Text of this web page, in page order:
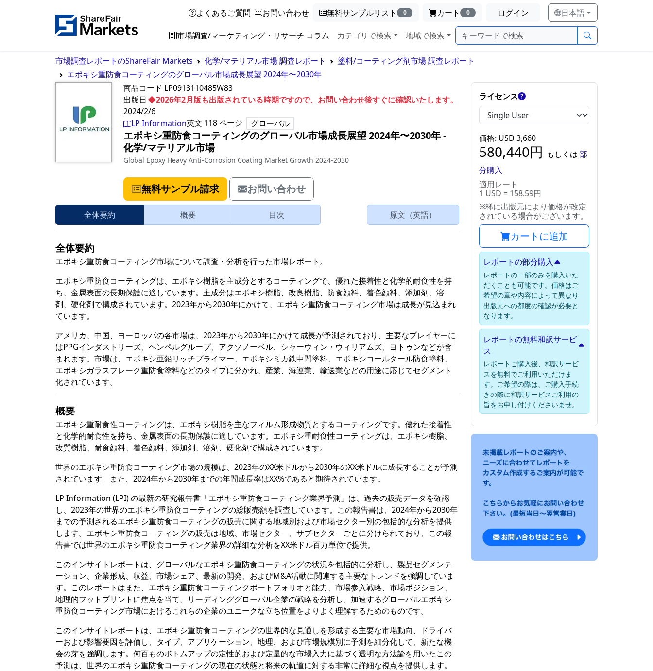
よくあるご質問 お問い合わせ 無料サンプルリスト 0 カート 0 ログイン 日本語
市場調査/マーケティング・リサーチ コラム カテゴリで検索 地域で検索
市場調査レポートのShareFair Markets 化学/マテリアル市場 調査レポート
塗料/コーティング剤市場 調査レポート
エポキシ重防食コーティングのグローバル市場成長展望 2024年〜2030年
商品コード LP0913110485W83
◆2026年2月版も出版されている時期ですので、お問い合わせ後すぐに確認いたします。
出版日
2024/2/6
LP Information英文 118ページ グローバル
エポキシ重防食コーティングのグローバル市場成長展望 2024年〜2030年‐
化学/マテリアル市場
Global Epoxy Heavy Anti-Corrosion Coating Market Growth 2024-2030
無料サンプル請求 お問い合わせ
全体要約 概要 目次 原文（英語）
全体要約
エポキシ重防食コーティング市場について調査・分析を行った市場レポート。
エポキシ重防食コーティングは、エポキシ樹脂を主成分とするコーティングで、優れた接着性と化学的耐食性を持
ち、金属表面の長期保護に適しています。主成分はエポキシ樹脂、改良樹脂、防食顔料、着色顔料、添加剤、溶
剤、硬化剤で構成されています。2023年から2030年にかけて、エポキシ重防食コーティング市場は成長が見込まれ
ています。
アメリカ、中国、ヨーロッパの各市場は、2023年から2030年にかけて成長が予測されており、主要なプレイヤーに
はPPGインダストリーズ、ヘンペルグループ、アクゾノーベル、シャーウィン・ウィリアムズ、ヨトゥンなどが含
まれます。市場は、エポキシ亜鉛リッチプライマー、エポキシミカ鉄中間塗料、エポキシコールタール防食塗料、
エポキシガラスフレーク重防食塗料などのタイプに分かれ、産業、海運業、輸送業などの用途に応じてセグメント
化されています。
概要
エポキシ重耐食性コーティングは、エポキシ樹脂を主なフィルム形成物質とするコーティングです。優れた接着性
と化学的耐食性を持ち、金属表面の長期保護に適しています。エポキシ重耐食性コーティングは、エポキシ樹脂、
改質樹脂、耐食顔料、着色顔料、添加剤、溶剤、硬化剤で構成されています。
世界のエポキシ重防食コーティング市場の規模は、2023年のXX米ドルから2030年のXX米ドルに成長することが予測
されています。また、2024年から2030年までの年間成長率はXX%であると期待されています。
LP Information (LPI) の最新の研究報告書「エポキシ重防食コーティング業界予測」は、過去の販売データを確認
し、2023年の世界のエポキシ重防食コーティングの総販売額を調査しています。この報告書は、2024年から2030年
までの予測されるエポキシ重防食コーティングの販売に関する地域別および市場セクター別の包括的な分析を提供
します。エポキシ重防食コーティングの販売は地域、市場セクター、サブセクターごとに分けられており、この報
告書では世界のエポキシ重防食コーティング業界の詳細な分析をXX米ドル百万単位で提供。
このインサイトレポートは、グローバルなエポキシ重防食コーティングの状況を包括的に分析し、製品セグメンテ
ーション、企業形成、収益、市場シェア、最新の開発、およびM&A活動に関連する主要なトレンドを強調していま
す。このレポートはまた、エポキシ重防食コーティングポートフォリオと能力、市場参入戦略、市場ポジション、
地理的フットプリントに焦点を当て、リーディンググローバル企業の戦略を分析し、加速するグローバルエポキシ
重防食コーティング市場におけるこれらの企業のユニークな立ち位置をよりよく理解するためのものです。
このインサイトレポートは、エポキシ重防食コーティングの世界的な見通しを形成する主要な市場動向、ドライバ
ーおよび影響要因を評価し、タイプ、アプリケーション、地理、および市場規模別に予測を細分化して、新たな機
会の芽を強調します。何百ものボトムアップの定性的および定量的な市場入力に基づく透明な方法論を用いたこの
予測は、世界のエポキシ重防食コーティングの現在の状態と将来の軌道に対する非常に詳細な視点を提供します。
ライセンス
価格: USD 3,660
580,440円 もしくは 部
分購入
適用レート
1 USD = 158.59円
※稀に出版元により価格が改定
されている場合がございます。
カートに追加
レポートの部分購入
レポートの一部のみを購入いた
だくことも可能です。価格はご
希望の章や内容によって異なり
出版元への都度の確認が必要と
なります。
レポートの無料和訳サービ
ス
レポートご購入後、和訳サービ
スを無料でご利用いただけま
す。ご希望の際は、ご購入手続
きの際に和訳サービスご利用の
旨をお申し付けくださいませ。